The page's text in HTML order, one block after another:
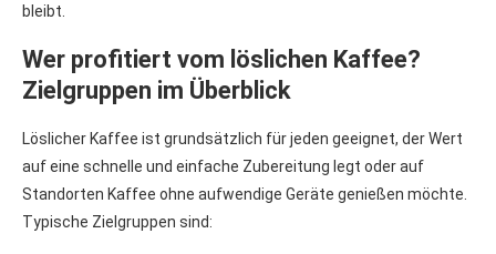
bleibt.
Wer profitiert vom löslichen Kaffee?
Zielgruppen im Überblick
Löslicher Kaffee ist grundsätzlich für jeden geeignet, der Wert
auf eine schnelle und einfache Zubereitung legt oder auf
Standorten Kaffee ohne aufwendige Geräte genießen möchte.
Typische Zielgruppen sind: